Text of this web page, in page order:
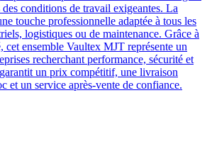
conditions de travail exigeantes. La
touche professionnelle adaptée à tous les
logistiques ou de maintenance. Grâce à
cet ensemble Vaultex MJT représente un
recherchant performance, sécurité et
un prix compétitif, une livraison
et un service après-vente de confiance.